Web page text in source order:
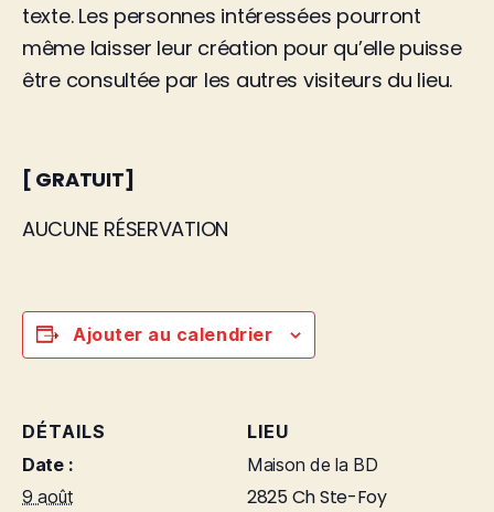
texte. Les personnes intéressées pourront
même laisser leur création pour qu’elle puisse
être consultée par les autres visiteurs du lieu.
[ GRATUIT]
AUCUNE RÉSERVATION
Ajouter au calendrier
DÉTAILS
Date :
9 août
LIEU
Maison de la BD
2825 Ch Ste-Foy